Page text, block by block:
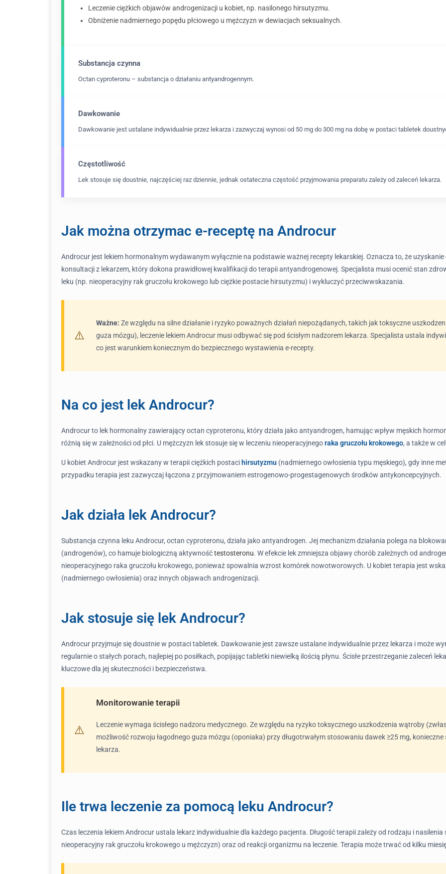
Leczenie ciężkich objawów androgenizacji u kobiet, np. nasilonego hirsutyzmu.
Obniżenie nadmiernego popędu płciowego u mężczyzn w dewiacjach seksualnych.
Substancja czynna
Octan cyproteronu – substancja o działaniu antyandrogennym.
Dawkowanie
Dawkowanie jest ustalane indywidualnie przez lekarza i zazwyczaj wynosi od 50 mg do 300 mg na dobę w postaci tabletek
Częstotliwość
Lek stosuje się doustnie, najczęściej raz dziennie, jednak ostateczna częstość przyjmowania preparatu zależy od zaleceń lekarza.
Jak można otrzymac e-receptę na Androcur
Androcur jest lekiem hormonalnym wydawanym wyłącznie na podstawie ważnej recepty lekarskiej. Oznacza to, że uzyskanie
konsultacji z lekarzem, który dokona prawidłowej kwalifikacji do terapii antyandrogenowej. Specjalista musi ocenić stan
leku (np. nieoperacyjny rak gruczołu krokowego lub ciężkie postacie hirsutyzmu) i wykluczyć przeciwwskazania.
Ważne: Ze względu na silne działanie i ryzyko poważnych działań niepożądanych, takich jak toksyczne
guza mózgu), leczenie lekiem Androcur musi odbywać się pod ścisłym nadzorem lekarza. Specjalista ustala
co jest warunkiem koniecznym do bezpiecznego wystawienia e-recepty.
Na co jest lek Androcur?
Androcur to lek hormonalny zawierający octan cyproteronu, który działa jako antyandrogen, hamując wpływ męskich
różnią się w zależności od płci. U mężczyzn lek stosuje się w leczeniu nieoperacyjnegoraka gruczołu krokowego, a także w
U kobiet Androcur jest wskazany w terapii ciężkich postacihirsutyzmu (nadmiernego owłosienia typu męskiego), gdy inne
przypadku terapia jest zazwyczaj łączona z przyjmowaniem estrogenowo-progestagenowych środków antykoncepcyjnych.
Jak działa lek Androcur?
Substancja czynna leku Androcur, octan cyproteronu, działa jako antyandrogen. Jej mechanizm działania polega na
(androgenów), co hamuje biologiczną aktywnośćtestosteronu. W efekcie lek zmniejsza objawy chorób zależnych od
nieoperacyjnego raka gruczołu krokowego, ponieważ spowalnia wzrost komórek nowotworowych. U kobiet terapia jest
(nadmiernego owłosienia) oraz innych objawach androgenizacji.
Jak stosuje się lek Androcur?
Androcur przyjmuje się doustnie w postaci tabletek. Dawkowanie jest zawsze ustalane indywidualnie przez lekarza i może
regularnie o stałych porach, najlepiej po posiłkach, popijając tabletki niewielką ilością płynu. Ścisłe przestrzeganie zaleceń
kluczowe dla jej skuteczności i bezpieczeństwa.
Monitorowanie terapii
Leczenie wymaga ścisłego nadzoru medycznego. Ze względu na ryzyko toksycznego uszkodzenia wątroby
możliwość rozwoju łagodnego guza mózgu (oponiaka) przy długotrwałym stosowaniu dawek ≥25 mg,
lekarza.
Ile trwa leczenie za pomocą leku Androcur?
Czas leczenia lekiem Androcur ustala lekarz indywidualnie dla każdego pacjenta. Długość terapii zależy od rodzaju i
nieoperacyjny rak gruczołu krokowego u mężczyzn) oraz od reakcji organizmu na leczenie. Terapia może trwać od kilku